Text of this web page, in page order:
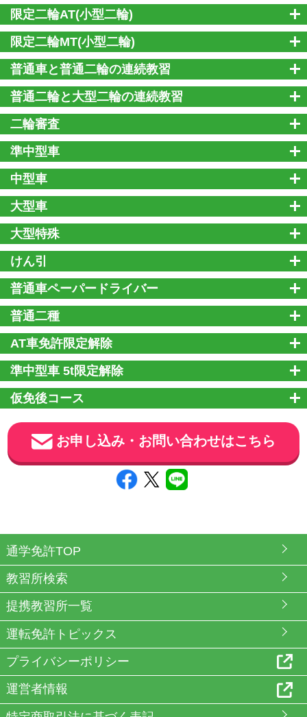
限定二輪AT(小型二輪)
限定二輪MT(小型二輪)
普通車と普通二輪の連続教習
普通二輪と大型二輪の連続教習
二輪審査
準中型車
中型車
大型車
大型特殊
けん引
普通車ペーパードライバー
普通二種
AT車免許限定解除
準中型車 5t限定解除
仮免後コース
お申し込み・お問い合わせはこちら
通学免許TOP
教習所検索
提携教習所一覧
運転免許トピックス
プライバシーポリシー
運営者情報